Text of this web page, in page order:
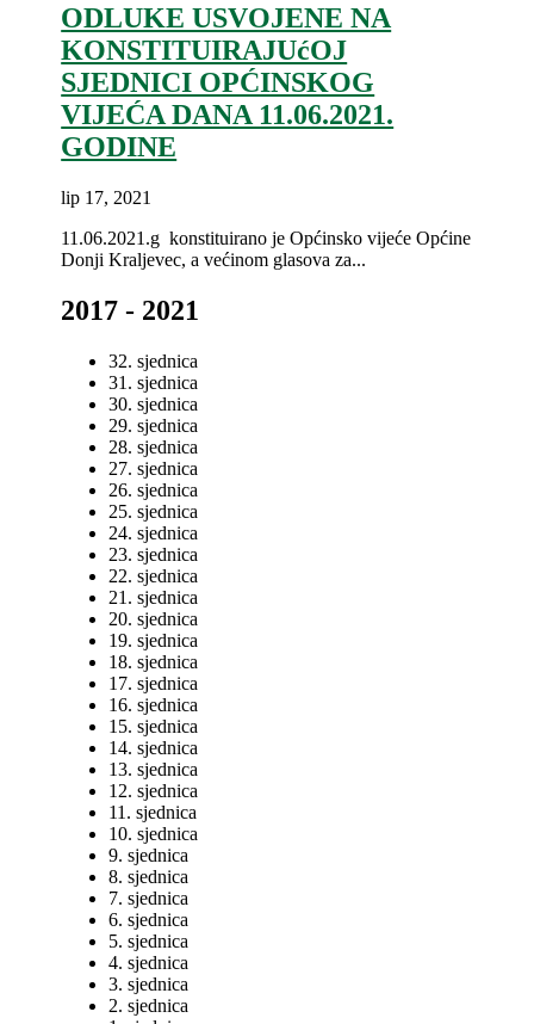
ODLUKE USVOJENE NA
KONSTITUIRAJUćOJ
SJEDNICI OPĆINSKOG
VIJEĆA DANA 11.06.2021.
GODINE
lip 17, 2021
11.06.2021.g konstituirano je Općinsko vijeće Općine
Donji Kraljevec, a većinom glasova za...
2017 - 2021
32. sjednica
31. sjednica
30. sjednica
29. sjednica
28. sjednica
27. sjednica
26. sjednica
25. sjednica
24. sjednica
23. sjednica
22. sjednica
21. sjednica
20. sjednica
19. sjednica
18. sjednica
17. sjednica
16. sjednica
15. sjednica
14. sjednica
13. sjednica
12. sjednica
11. sjednica
10. sjednica
9. sjednica
8. sjednica
7. sjednica
6. sjednica
5. sjednica
4. sjednica
3. sjednica
2. sjednica